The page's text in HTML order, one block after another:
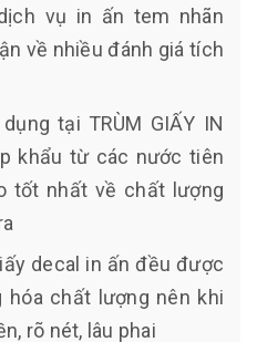
vụ in ấn tem nhãn
về nhiều đánh giá tích
tại TRÙM GIẤY IN
khẩu từ các nước tiên
tốt nhất về chất lượng
decal in ấn đều được
hóa chất lượng nên khi
rõ nét, lâu phai